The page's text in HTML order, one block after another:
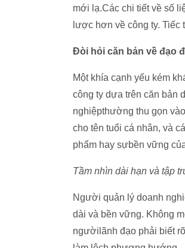
mới lạ.Các chi tiết về số
lược hơn về công ty. Tiếc
Đòi hỏi căn bản về đạo
Một khía cạnh yếu kém
công ty dựa trên căn bản
nghiệpthường thu gọn
cho tên tuổi cá nhân, và
phẩm hay sựbền vững
Tầm nhìn dài hạn và tập
Người quản lý doanh
dài và bền vững. Không
ngườilãnh đạo phải biết